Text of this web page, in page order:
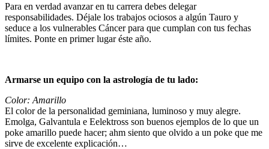
Para en verdad avanzar en tu carrera debes delegar
responsabilidades. Déjale los trabajos ociosos a algún Tauro y
seduce a los vulnerables Cáncer para que cumplan con tus fechas
límites. Ponte en primer lugar éste año.
Armarse un equipo con la astrología de tu lado:
Color: Amarillo
El color de la personalidad geminiana, luminoso y muy alegre.
Emolga, Galvantula e Eelektross son buenos ejemplos de lo que un
poke amarillo puede hacer; ahm siento que olvido a un poke que me
sirve de excelente explicación…